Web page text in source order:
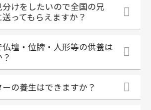
けをしたいので全国の兄
ってもらえますか？
壇・位牌・人形等の供養は
の養生はできますか？